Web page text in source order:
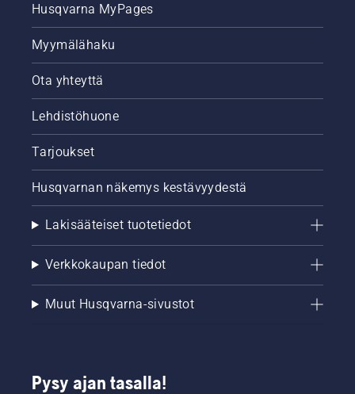
Husqvarna MyPages
Myymälähaku
Ota yhteyttä
Lehdistöhuone
Tarjoukset
Husqvarnan näkemys kestävyydestä
Lakisääteiset tuotetiedot
Verkkokaupan tiedot
Muut Husqvarna-sivustot
Pysy ajan tasalla!